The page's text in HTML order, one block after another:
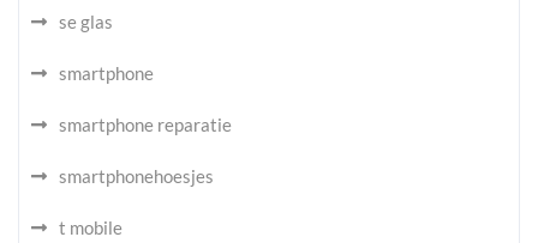
se glas
smartphone
smartphone reparatie
smartphonehoesjes
t mobile